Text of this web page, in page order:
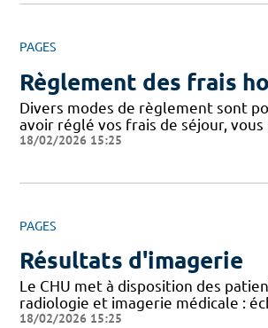
PAGES
Règlement des frais
Divers modes de règlement sont
avoir réglé vos frais de séjour,
18/02/2026 15:25
PAGES
Résultats d'imagerie
Le CHU met à disposition des
radiologie et imagerie médicale :
18/02/2026 15:25